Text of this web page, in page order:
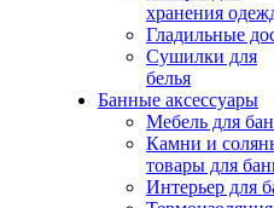
хранения
Гладильные
Сушилки для
белья
Банные аксессуары
Мебель для
Камни и
товары для
Интерьер для